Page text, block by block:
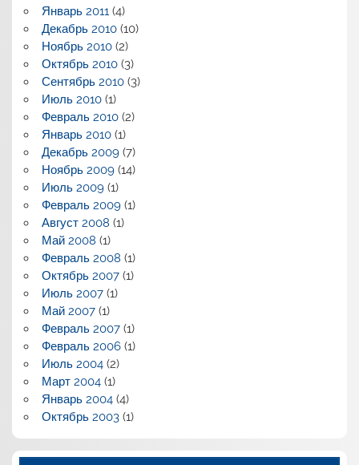
Январь 2011(4)
Декабрь 2010(10)
Ноябрь 2010(2)
Октябрь 2010(3)
Сентябрь 2010(3)
Июль 2010(1)
Февраль 2010(2)
Январь 2010(1)
Декабрь 2009(7)
Ноябрь 2009(14)
Июль 2009(1)
Февраль 2009(1)
Август 2008 (1)
Май 2008 (1)
Февраль 2008 (1)
Октябрь 2007(1)
Июль 2007(1)
Май 2007(1)
Февраль 2007(1)
Февраль 2006(1)
Июль 2004(2)
Март 2004(1)
Январь 2004(4)
Октябрь 2003(1)